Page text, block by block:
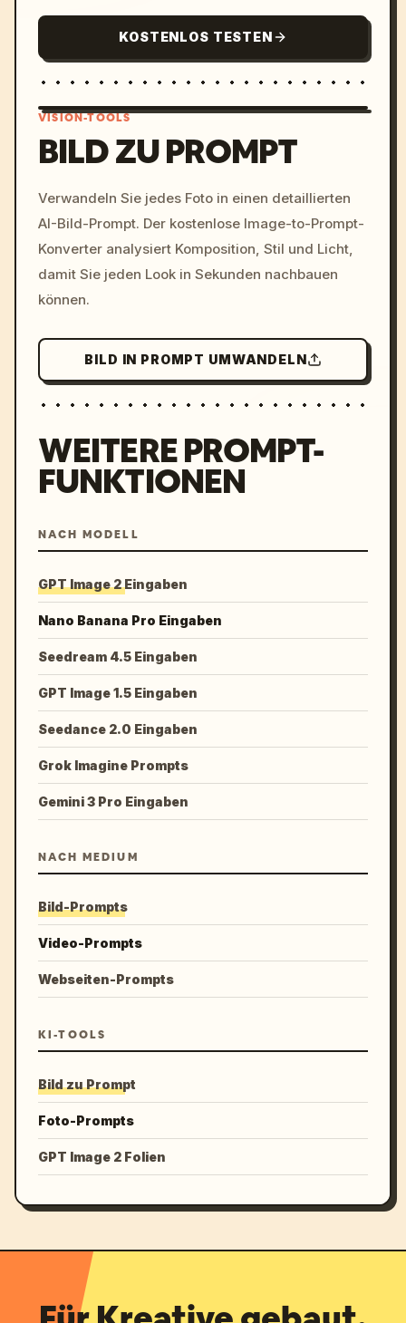
KOSTENLOS TESTEN
c, cyberpunk sunset, neon
colors, 8k --v 6.0
VISION-TOOLS
BILD ZU PROMPT
Verwandeln Sie jedes Foto in einen detaillierten
AI-Bild-Prompt. Der kostenlose Image-to-Prompt-
Konverter analysiert Komposition, Stil und Licht,
damit Sie jeden Look in Sekunden nachbauen
können.
BILD IN PROMPT UMWANDELN
WEITERE PROMPT-
FUNKTIONEN
NACH MODELL
GPT Image 2 Eingaben
Nano Banana Pro Eingaben
Seedream 4.5 Eingaben
GPT Image 1.5 Eingaben
Seedance 2.0 Eingaben
Grok Imagine Prompts
Gemini 3 Pro Eingaben
NACH MEDIUM
Bild-Prompts
Video-Prompts
Webseiten-Prompts
KI-TOOLS
Bild zu Prompt
Foto-Prompts
GPT Image 2 Folien